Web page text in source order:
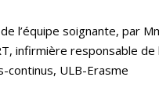
l’équipe soignante, par
, infirmière responsable de
continus, ULB-Erasme